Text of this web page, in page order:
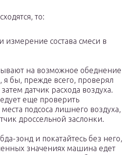
то:
измерение состава смеси в
на возможное обеднение
я бы, прежде всего, проверял
датчик расхода воздуха.
еще проверить
подсоса лишнего воздуха,
дроссельной заслонки.
зонд и покатайтесь без него,
значениях машина едет